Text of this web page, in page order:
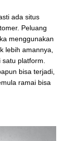
ada situs
Peluang
menggunakan
lebih amannya,
platform.
bisa terjadi,
ramai bisa